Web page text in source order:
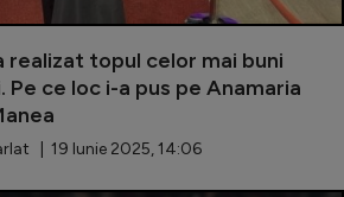
realizat topul celor mai buni
Pe ce loc i-a pus pe Anamaria
| 19 Iunie 2025, 14:06